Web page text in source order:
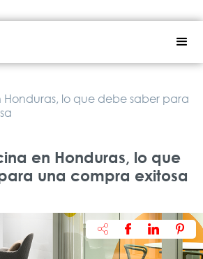
Honduras, lo que debe saber para
en Honduras, lo que
una compra exitosa